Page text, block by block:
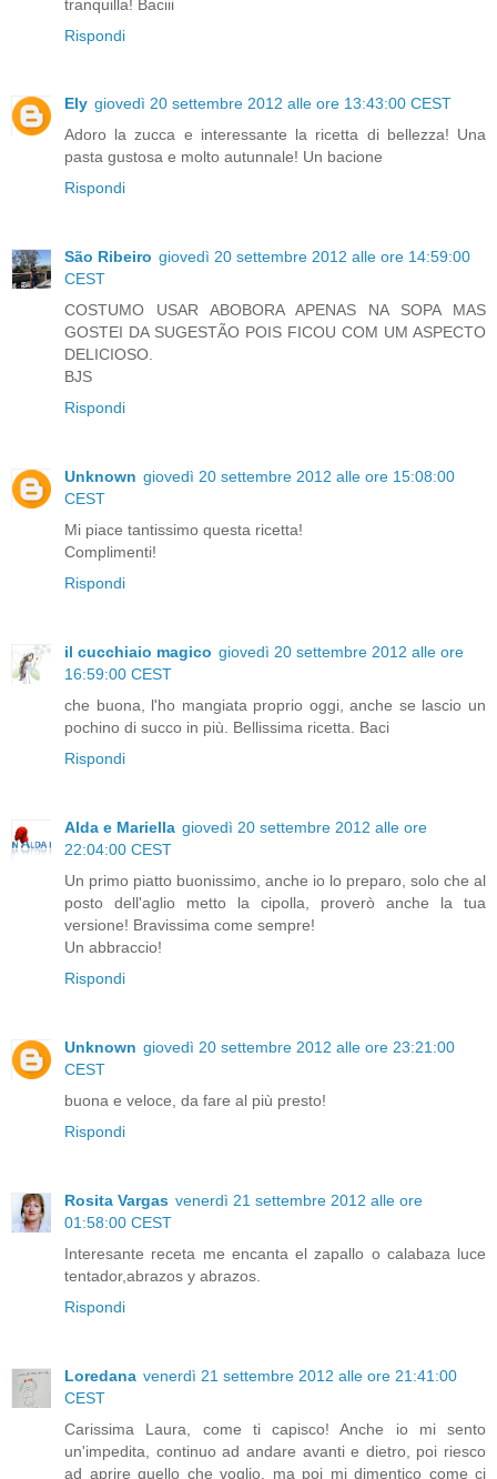
tranquilla! Baciii
Rispondi
Ely giovedì 20 settembre 2012 alle ore 13:43:00 CEST
Adoro la zucca e interessante la ricetta di bellezza! Una
pasta gustosa e molto autunnale! Un bacione
Rispondi
São Ribeiro giovedì 20 settembre 2012 alle ore 14:59:00
CEST
COSTUMO USAR ABOBORA APENAS NA SOPA MAS
GOSTEI DA SUGESTÃO POIS FICOU COM UM ASPECTO
DELICIOSO.
BJS
Rispondi
Unknown giovedì 20 settembre 2012 alle ore 15:08:00
CEST
Mi piace tantissimo questa ricetta!
Complimenti!
Rispondi
il cucchiaio magico giovedì 20 settembre 2012 alle ore
16:59:00 CEST
che buona, l'ho mangiata proprio oggi, anche se lascio un
pochino di succo in più. Bellissima ricetta. Baci
Rispondi
Alda e Mariella giovedì 20 settembre 2012 alle ore
22:04:00 CEST
Un primo piatto buonissimo, anche io lo preparo, solo che al
posto dell'aglio metto la cipolla, proverò anche la tua
versione! Bravissima come sempre!
Un abbraccio!
Rispondi
Unknown giovedì 20 settembre 2012 alle ore 23:21:00
CEST
buona e veloce, da fare al più presto!
Rispondi
Rosita Vargas venerdì 21 settembre 2012 alle ore
01:58:00 CEST
Interesante receta me encanta el zapallo o calabaza luce
tentador,abrazos y abrazos.
Rispondi
Loredana venerdì 21 settembre 2012 alle ore 21:41:00
CEST
Carissima Laura, come ti capisco! Anche io mi sento
un'impedita, continuo ad andare avanti e dietro, poi riesco
ad aprire quello che voglio, ma poi mi dimentico come ci